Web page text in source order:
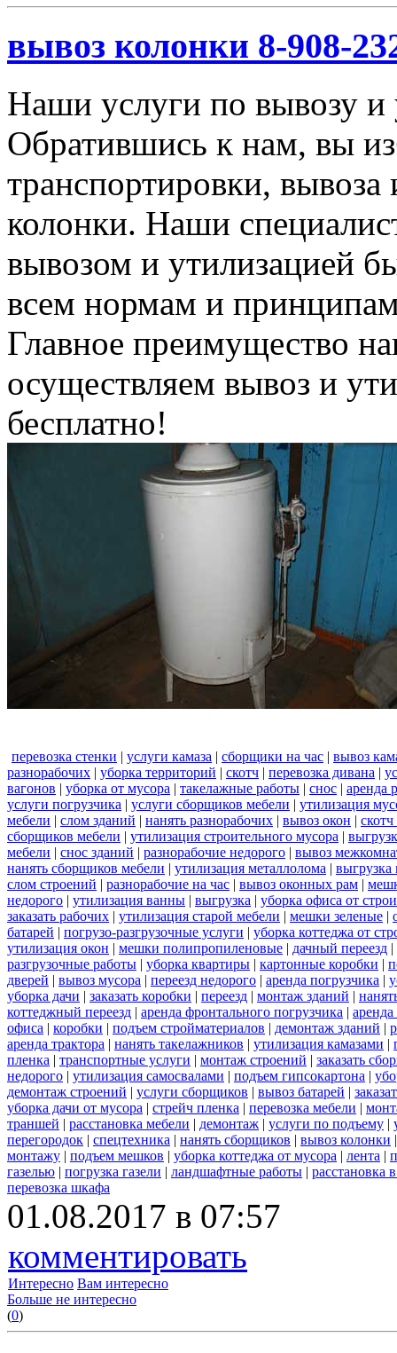
вывоз колонки 8-908-
Наши услуги по вывозу и
Обратившись к нам, вы
транспортировки, вывоза
колонки. Наши
вывозом и утилизацией
всем нормам и
Главное преимущество
осуществляем вывоз и
бесплатно!
перевозка стенки | услуги камаза | сборщики на час | вывоз
разнорабочих | уборка территорий | скотч | перевозка дивана |
вагонов | уборка от мусора | такелажные работы | снос | аренда
услуги погрузчика | услуги сборщиков мебели | утилизация
мебели | слом зданий | нанять разнорабочих | вывоз окон |
сборщиков мебели | утилизация строительного мусора |
мебели | снос зданий | разнорабочие недорого | вывоз
нанять сборщиков мебели | утилизация металлолома | выгрузка
слом строений | разнорабочие на час | вывоз оконных рам |
недорого | утилизация ванны | выгрузка | уборка офиса от
заказать рабочих | утилизация старой мебели | мешки зеленые |
батарей | погрузо-разгрузочные услуги | уборка коттеджа от
утилизация окон | мешки полипропиленовые | дачный переезд |
разгрузочные работы | уборка квартиры | картонные коробки |
дверей | вывоз мусора | переезд недорого | аренда погрузчика |
уборка дачи | заказать коробки | переезд | монтаж зданий |
коттеджный переезд | аренда фронтального погрузчика |
офиса | коробки | подъем стройматериалов | демонтаж зданий |
аренда трактора | нанять такелажников | утилизация камазами |
пленка | транспортные услуги | монтаж строений | заказать
недорого | утилизация самосвалами | подъем гипсокартона |
демонтаж строений | услуги сборщиков | вывоз батарей |
уборка дачи от мусора | стрейч пленка | перевозка мебели |
траншей | расстановка мебели | демонтаж | услуги по подъему |
перегородок | спецтехника | нанять сборщиков | вывоз колонки
монтажу | подъем мешков | уборка коттеджа от мусора | лента |
газелью | погрузка газели | ландшафтные работы | расстановка
перевозка шкафа
01.08.2017 в 07:57
комментировать
Интересно Вам интересно
Больше не интересно
(0)